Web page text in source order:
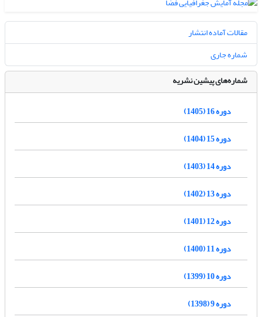
مقالات آماده انتشار
شماره جاری
شماره‌های پیشین نشریه
دوره 16 (1405)
دوره 15 (1404)
دوره 14 (1403)
دوره 13 (1402)
دوره 12 (1401)
دوره 11 (1400)
دوره 10 (1399)
دوره 9 (1398)